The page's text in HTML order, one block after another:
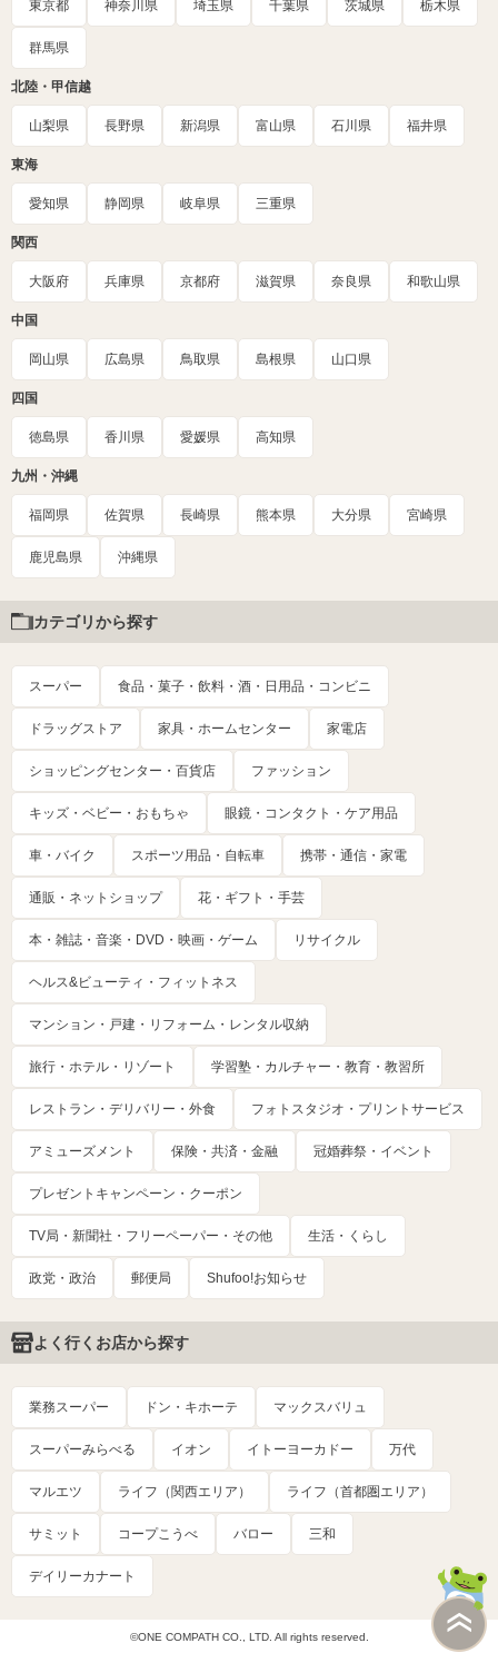
東京都 神奈川県 埼玉県 千葉県 茨城県 栃木県
群馬県
北陸・甲信越
山梨県 長野県 新潟県 富山県 石川県 福井県
東海
愛知県 静岡県 岐阜県 三重県
関西
大阪府 兵庫県 京都府 滋賀県 奈良県 和歌山県
中国
岡山県 広島県 鳥取県 島根県 山口県
四国
徳島県 香川県 愛媛県 高知県
九州・沖縄
福岡県 佐賀県 長崎県 熊本県 大分県 宮崎県
鹿児島県 沖縄県
カテゴリから探す
スーパー 食品・菓子・飲料・酒・日用品・コンビニ
ドラッグストア 家具・ホームセンター 家電店
ショッピングセンター・百貨店 ファッション
キッズ・ベビー・おもちゃ 眼鏡・コンタクト・ケア用品
車・バイク スポーツ用品・自転車 携帯・通信・家電
通販・ネットショップ 花・ギフト・手芸
本・雑誌・音楽・DVD・映画・ゲーム リサイクル
ヘルス&ビューティ・フィットネス
マンション・戸建・リフォーム・レンタル収納
旅行・ホテル・リゾート 学習塾・カルチャー・教育・教習所
レストラン・デリバリー・外食 フォトスタジオ・プリントサービス
アミューズメント 保険・共済・金融 冠婚葬祭・イベント
プレゼントキャンペーン・クーポン
TV局・新聞社・フリーペーパー・その他 生活・くらし
政党・政治 郵便局 Shufoo!お知らせ
よく行くお店から探す
業務スーパー ドン・キホーテ マックスバリュ
スーパーみらべる イオン イトーヨーカドー 万代
マルエツ ライフ（関西エリア） ライフ（首都圏エリア）
サミット コープこうべ バロー 三和
デイリーカナート
©ONE COMPATH CO., LTD. All rights reserved.